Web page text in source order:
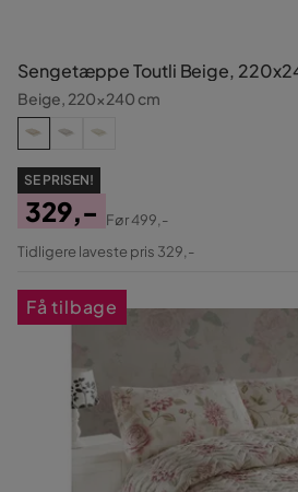
Sengetæppe Toutli Beige,
Beige, 220x240 cm
SE PRISEN!
Pris
329,-
Original
Før499,-
Tidligere laveste pris 329,-
Få tilbage